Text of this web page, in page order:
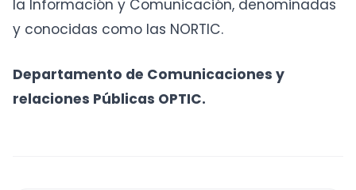
la Información y Comunicación, denominadas
y conocidas como las NORTIC.
Departamento de Comunicaciones y
relaciones Públicas OPTIC.